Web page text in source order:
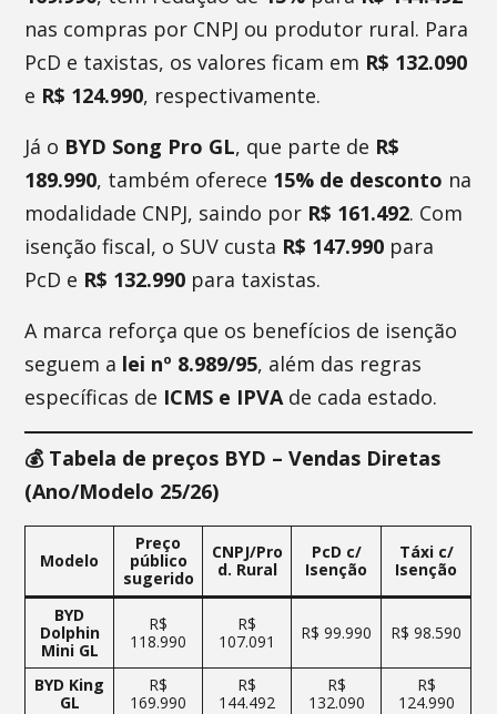
nas compras por CNPJ ou produtor rural. Para
PcD e taxistas, os valores ficam em R$ 132.090
e R$ 124.990, respectivamente.
Já o BYD Song Pro GL, que parte de R$
189.990, também oferece 15% de desconto na
modalidade CNPJ, saindo por R$ 161.492. Com
isenção fiscal, o SUV custa R$ 147.990 para
PcD e R$ 132.990 para taxistas.
A marca reforça que os benefícios de isenção
seguem a lei nº 8.989/95, além das regras
específicas de ICMS e IPVAde cada estado.
💰 Tabela de preços BYD – Vendas Diretas
(Ano/Modelo 25/26)
Modelo
Preço
público
sugerido
CNPJ/Pro
d. Rural
PcD c/
Isenção
Táxi c/
Isenção
BYD
Dolphin
Mini GL
R$
118.990
R$
107.091
R$ 99.990 R$ 98.590
BYD King
GL
R$
169.990
R$
144.492
R$
132.090
R$
124.990